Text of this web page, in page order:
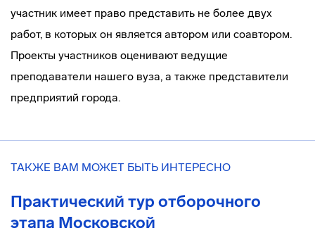
участник имеет право представить не более двух
работ, в которых он является автором или соавтором.
Проекты участников оценивают ведущие
преподаватели нашего вуза, а также представители
предприятий города.
ТАКЖЕ ВАМ МОЖЕТ БЫТЬ ИНТЕРЕСНО
Практический тур отборочного
этапа Московской